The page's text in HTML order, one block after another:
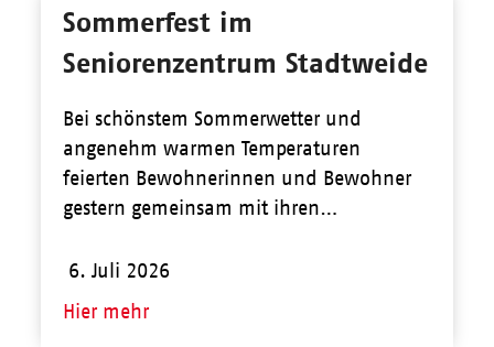
Sommerfest im
Seniorenzentrum Stadtweide
Bei schönstem Sommerwetter und
angenehm warmen Temperaturen
feierten Bewohnerinnen und Bewohner
gestern gemeinsam mit ihren…
6. Juli 2026
Hier mehr